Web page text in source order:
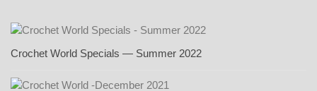
Crochet World Specials — Summer 2022